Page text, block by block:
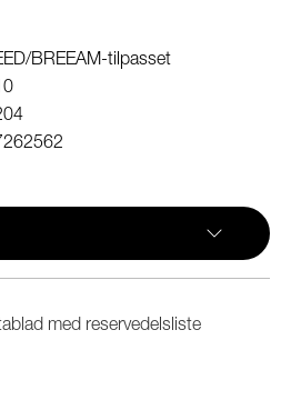
BREEAM-tilpasset
med reservedelsliste